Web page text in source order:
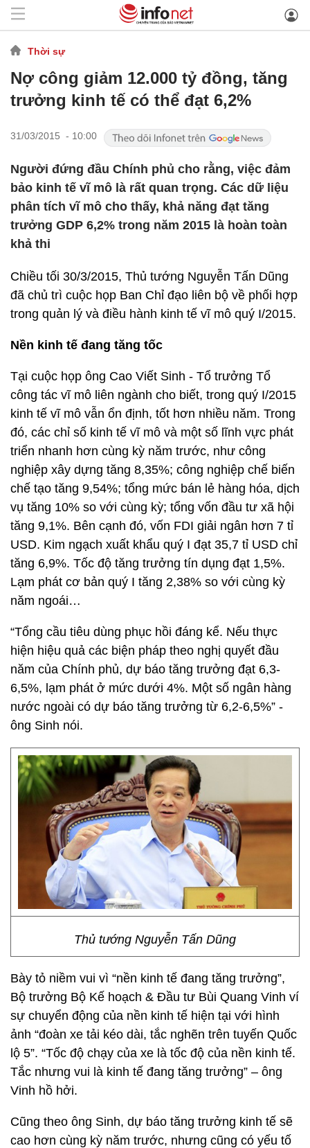
Thời sự
Nợ công giảm 12.000 tỷ đồng, tăng
trưởng kinh tế có thể đạt 6,2%
31/03/2015 - 10:00
Người đứng đầu Chính phủ cho rằng, việc đảm
bảo kinh tế vĩ mô là rất quan trọng. Các dữ liệu
phân tích vĩ mô cho thấy, khả năng đạt tăng
trưởng GDP 6,2% trong năm 2015 là hoàn toàn
khả thi
Chiều tối 30/3/2015, Thủ tướng Nguyễn Tấn Dũng
đã chủ trì cuộc họp Ban Chỉ đạo liên bộ về phối hợp
trong quản lý và điều hành kinh tế vĩ mô quý I/2015.
Nền kinh tế đang tăng tốc
Tại cuộc họp ông Cao Viết Sinh - Tổ trưởng Tổ
công tác vĩ mô liên ngành cho biết, trong quý I/2015
kinh tế vĩ mô vẫn ổn định, tốt hơn nhiều năm. Trong
đó, các chỉ số kinh tế vĩ mô và một số lĩnh vực phát
triển nhanh hơn cùng kỳ năm trước, như công
nghiệp xây dựng tăng 8,35%; công nghiệp chế biến
chế tạo tăng 9,54%; tổng mức bán lẻ hàng hóa, dịch
vụ tăng 10% so với cùng kỳ; tổng vốn đầu tư xã hội
tăng 9,1%. Bên cạnh đó, vốn FDI giải ngân hơn 7 tỉ
USD. Kim ngạch xuất khẩu quý I đạt 35,7 tỉ USD chỉ
tăng 6,9%. Tốc độ tăng trưởng tín dụng đạt 1,5%.
Lạm phát cơ bản quý I tăng 2,38% so với cùng kỳ
năm ngoái…
“Tổng cầu tiêu dùng phục hồi đáng kể. Nếu thực
hiện hiệu quả các biện pháp theo nghị quyết đầu
năm của Chính phủ, dự báo tăng trưởng đạt 6,3-
6,5%, lạm phát ở mức dưới 4%. Một số ngân hàng
nước ngoài có dự báo tăng trưởng từ 6,2-6,5%” -
ông Sinh nói.
Thủ tướng Nguyễn Tấn Dũng
Bày tỏ niềm vui vì “nền kinh tế đang tăng trưởng”,
Bộ trưởng Bộ Kế hoạch & Đầu tư Bùi Quang Vinh ví
sự chuyển động của nền kinh tế hiện tại với hình
ảnh “đoàn xe tải kéo dài, tắc nghẽn trên tuyến Quốc
lộ 5”. “Tốc độ chạy của xe là tốc độ của nền kinh tế.
Tắc nhưng vui là kinh tế đang tăng trưởng” – ông
Vinh hồ hởi.
Cũng theo ông Sinh, dự báo tăng trưởng kinh tế sẽ
cao hơn cùng kỳ năm trước, nhưng cũng có yếu tố